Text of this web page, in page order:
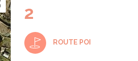
2
ROUTE POI